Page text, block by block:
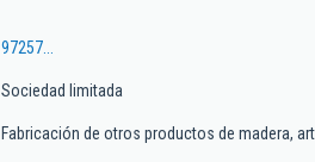
97257...
Sociedad limitada
Fabricación de otros productos de madera,